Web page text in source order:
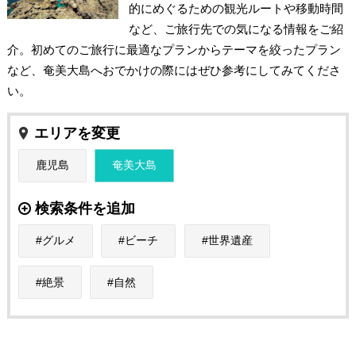
的にめぐるための観光ルートや移動時間
など、ご旅行先での気になる情報をご紹
介。初めてのご旅行に最適なプランからテーマを絞ったプラン
など、奄美大島へおでかけの際にはぜひ参考にしてみてくださ
い。
エリアを変更
鹿児島 奄美大島
検索条件を追加
グルメ ビーチ 世界遺産
絶景 自然